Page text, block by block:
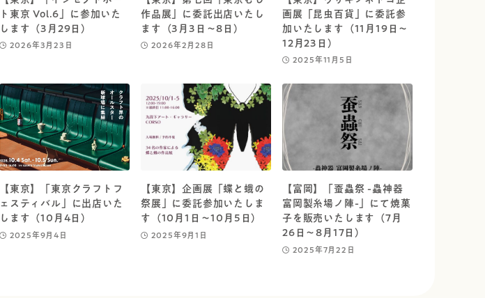
ト東京 Vol.6」に参加いた
します（3月29日）
2026年3月23日
作品展」に委託出店いたし
ます（3月3日～8日）
2026年2月28日
画展「昆虫百貨」に委託参
加いたします（11月19日～
12月23日）
2025年11月5日
【東京】「東京クラフトフ
ェスティバル」に出店いた
します（10月4日）
2025年9月4日
【東京】企画展「蝶と蛾の
祭展」に委託参加いたしま
す（10月1日～10月5日）
2025年9月1日
【富岡】「蚕蟲祭 -蟲神器
富岡製糸場ノ陣-」にて焼菓
子を販売いたします（7月
26日～8月17日）
2025年7月22日